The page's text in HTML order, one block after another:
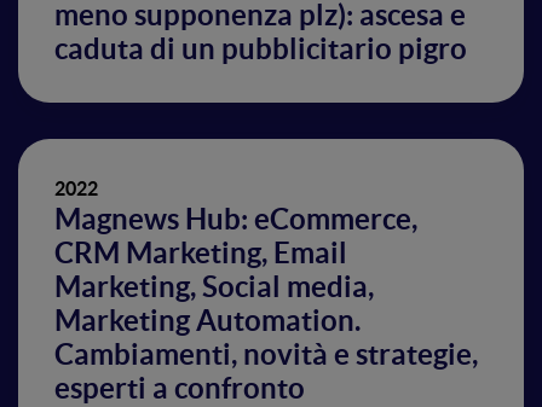
meno supponenza plz): ascesa e
caduta di un pubblicitario pigro
2022
Magnews Hub: eCommerce,
CRM Marketing, Email
Marketing, Social media,
Marketing Automation.
Cambiamenti, novità e strategie,
esperti a confronto